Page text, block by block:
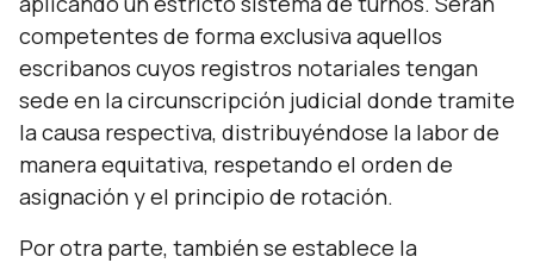
competentes de forma exclusiva aquellos
escribanos cuyos registros notariales tengan
sede en la circunscripción judicial donde tramite
la causa respectiva, distribuyéndose la labor de
manera equitativa, respetando el orden de
asignación y el principio de rotación.
Por otra parte, también se establece la